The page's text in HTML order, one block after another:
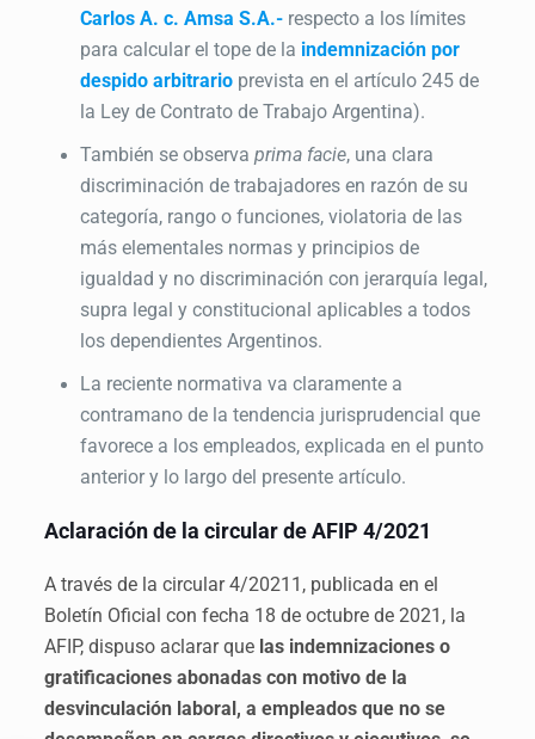
Carlos A. c. Amsa S.A.-respecto a los límites
para calcular el tope de la indemnización por
despido arbitrarioprevista en el artículo 245 de
la Ley de Contrato de Trabajo Argentina).
También se observa prima facie, una clara
discriminación de trabajadores en razón de su
categoría, rango o funciones, violatoria de las
más elementales normas y principios de
igualdad y no discriminación con jerarquía legal,
supra legal y constitucional aplicables a todos
los dependientes Argentinos.
La reciente normativa va claramente a
contramano de la tendencia jurisprudencial que
favorece a los empleados, explicada en el punto
anterior y lo largo del presente artículo.
Aclaración de la circular de AFIP 4/2021
A través de la circular 4/20211, publicada en el
Boletín Oficial con fecha 18 de octubre de 2021, la
AFIP, dispuso aclarar que las indemnizaciones o
gratificaciones abonadas con motivo de la
desvinculación laboral, a empleados que no se